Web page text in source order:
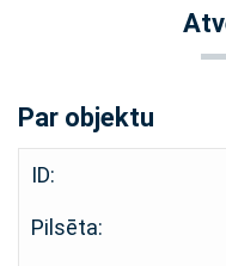
Par objektu
ID:
Pilsēta: